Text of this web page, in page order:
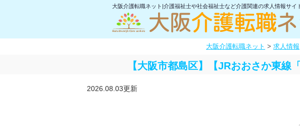
大阪介護転職ネット|介護福祉士や社会福祉士など介護関連の求人情報サイ
大阪介護転職ネット > 求人情報
【大阪市都島区】【JRおおさか東
2026.08.03更新